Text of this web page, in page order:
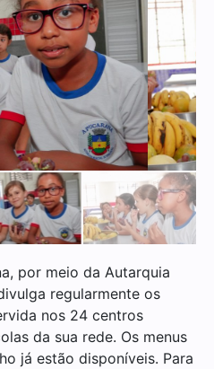
por meio da Autarquia
regularmente os
nos 24 centros
da sua rede. Os menus
já estão disponíveis. Para